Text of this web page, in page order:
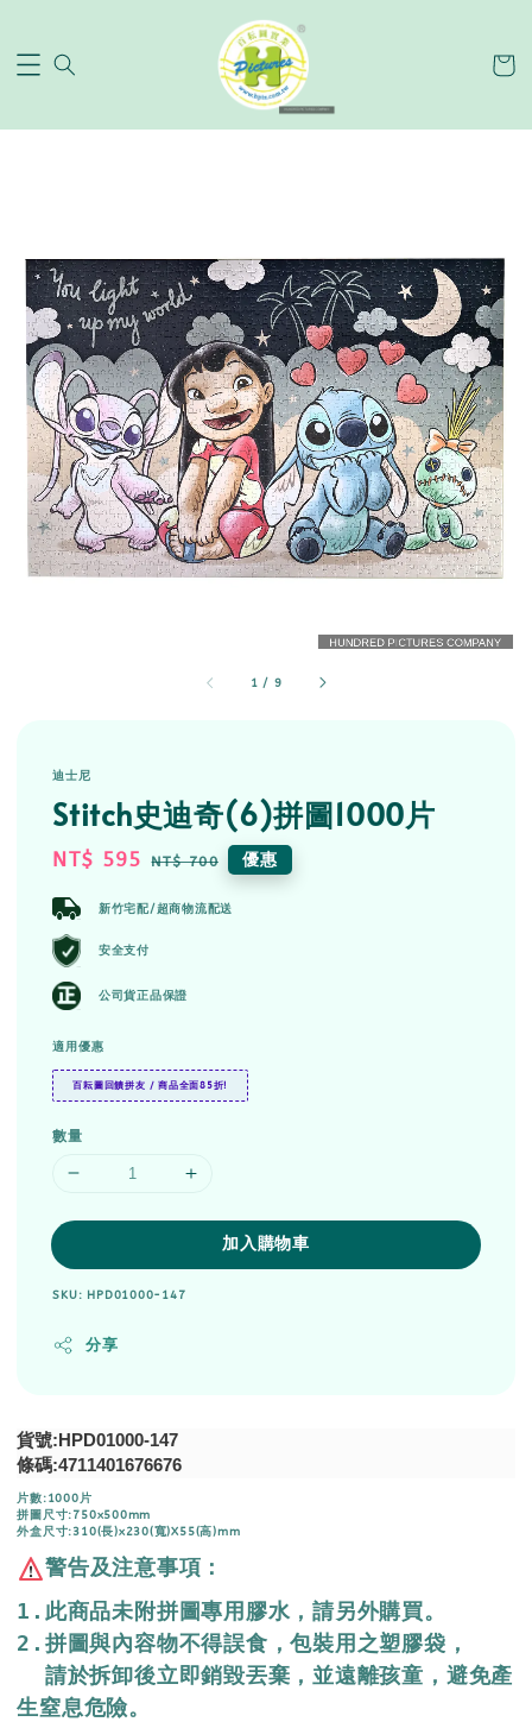
1 / 9
迪士尼
Stitch史迪奇(6)拼圖1000片
Sale
NT$ 595 Regular
NT$ 700 優惠
新竹宅配/超商物流配送
安全支付
公司貨正品保證
適用優惠
百耘圖回饋拼友 / 商品全面85折!
數量
加入購物車
SKU: HPD01000-147
分享
貨號:HPD01000-147
條碼:4711401676676
片數:1000片
拼圖尺寸:750x500mm
外盒尺寸:310(長)x230(寬)X55(高)mm
警告及注意事項：
1.此商品未附拼圖專用膠水，請另外購買。
2.拼圖與內容物不得誤食，包裝用之塑膠袋，
生窒息危險。